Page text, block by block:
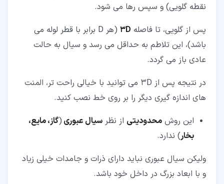
نقطه گلویی) و سپس رها می شود.
پس از گلویی، تا فاصله 3D
(هر D برابر با قطر لوله می
باشد)، این تلاطم به حداقل می رسد و سیال به حالت
عادی باز می گردد.
در نتیجه پس از 3D می توانید با خیالی راحت تر، المنت
های اندازه گیری دیگر را بر روی خط نصب کنید.
این روش محدودیتی از نظر سیال عبوری (گاز، مایع،
بخار) ندارد.
ولیکن سیال عبوری نباید دارای ذرات و جامدات خیلی زیاد
و با ابعاد بزرگ در داخل خود باشد.